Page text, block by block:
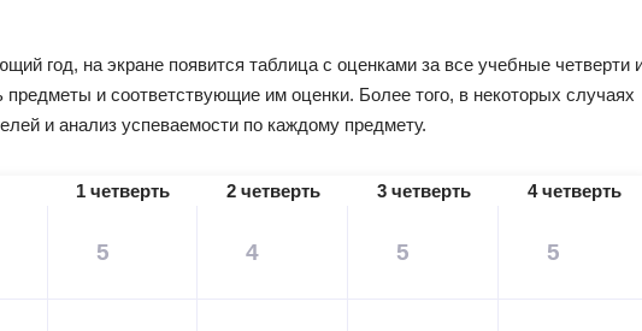
год, на экране появится таблица с оценками за все учебные четверти
и соответствующие им оценки. Более того, в некоторых случаях
и анализ успеваемости по каждому предмету.
1 четверть 2 четверть 3 четверть 4 четверть
5 4 5 5